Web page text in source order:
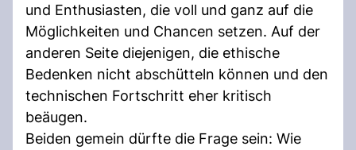
und Enthusiasten, die voll und ganz auf die
Möglichkeiten und Chancen setzen. Auf der
anderen Seite diejenigen, die ethische
Bedenken nicht abschütteln können und den
technischen Fortschritt eher kritisch
beäugen.
Beiden gemein dürfte die Frage sein: Wie